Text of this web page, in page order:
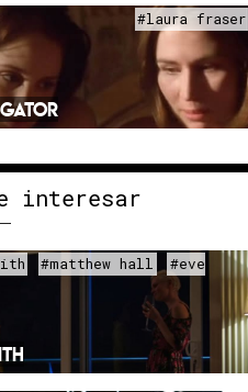
#laura fraser
interesar
#matthew hall
#eve